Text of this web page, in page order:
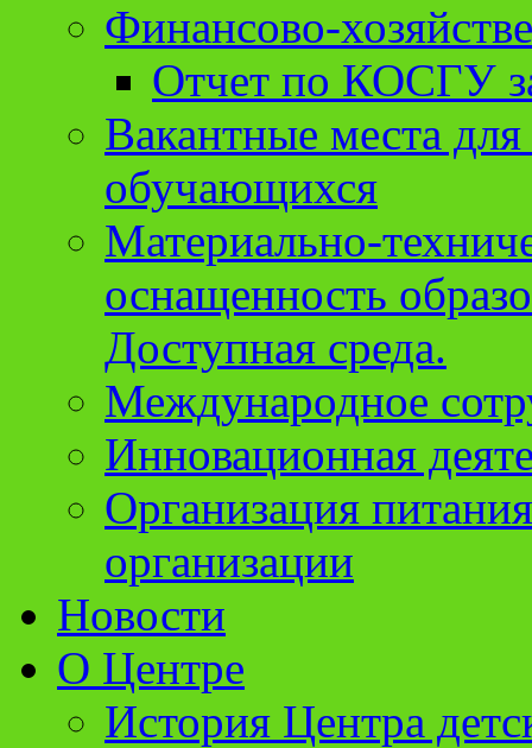
Финансово-
Отчет по КОСГУ
Вакантные места
обучающихся
Материально-
оснащенность
Доступная среда.
Международное
Инновационная
Организация
организации
Новости
О Центре
История Центра